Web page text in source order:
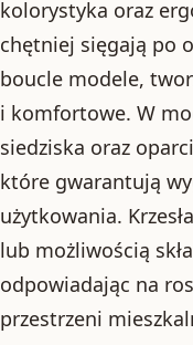
kolorystyka oraz
chętniej sięgają po
boucle modele,
i komfortowe. W
siedziska oraz
które gwarantują
użytkowania.
lub możliwością
odpowiadając na
przestrzeni